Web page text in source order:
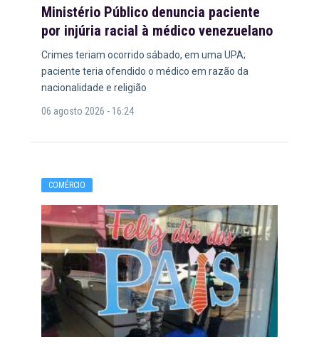
Ministério Público denuncia paciente
por injúria racial à médico venezuelano
Crimes teriam ocorrido sábado, em uma UPA;
paciente teria ofendido o médico em razão da
nacionalidade e religião
06 agosto 2026 - 16:24
COMÉRCIO